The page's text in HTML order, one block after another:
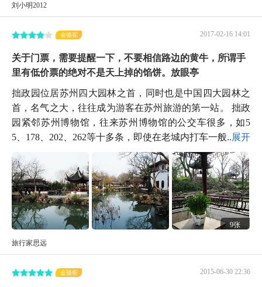
刘小明2012
2017-02-16 14:01
金骆驼
关于门票，需要提醒一下，不要相信路边的黄牛，所谓手
里有低价票的绝对不是天上掉的馅饼。放眼亭
拙政园位居苏州四大园林之首，同时也是中国四大园林之
首，名气之大，往往成为游客在苏州旅游的第一站。 拙政
园紧邻苏州博物馆，往来苏州博物馆的公交车很多，如5
5、178、202、262等十多条，即使在老城内打车一般...展开
9张
旅行家思远
2015-06-30 22:36
金骆驼